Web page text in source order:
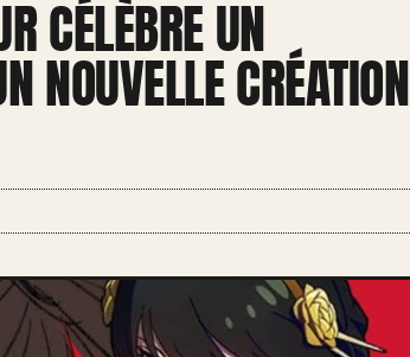
CÉLÈBRE UN
NOUVELLE CRÉATION